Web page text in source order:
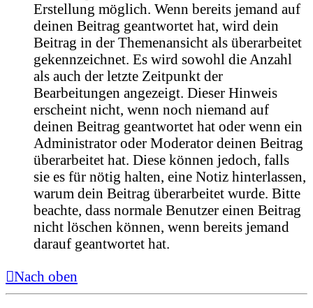
Erstellung möglich. Wenn bereits jemand auf
deinen Beitrag geantwortet hat, wird dein
Beitrag in der Themenansicht als überarbeitet
gekennzeichnet. Es wird sowohl die Anzahl
als auch der letzte Zeitpunkt der
Bearbeitungen angezeigt. Dieser Hinweis
erscheint nicht, wenn noch niemand auf
deinen Beitrag geantwortet hat oder wenn ein
Administrator oder Moderator deinen Beitrag
überarbeitet hat. Diese können jedoch, falls
sie es für nötig halten, eine Notiz hinterlassen,
warum dein Beitrag überarbeitet wurde. Bitte
beachte, dass normale Benutzer einen Beitrag
nicht löschen können, wenn bereits jemand
darauf geantwortet hat.
Nach oben